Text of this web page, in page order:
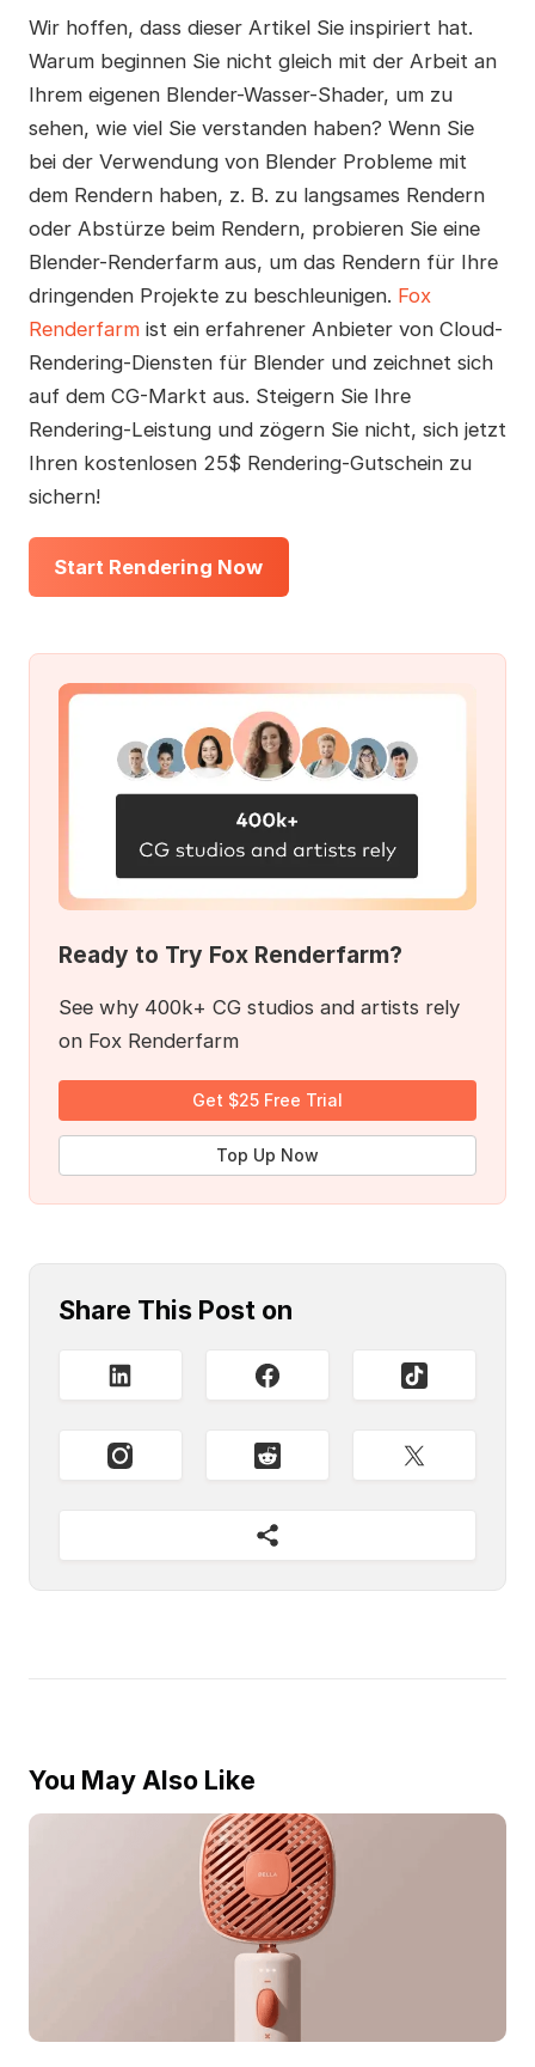
Wir hoffen, dass dieser Artikel Sie inspiriert hat.
Warum beginnen Sie nicht gleich mit der Arbeit an
Ihrem eigenen Blender-Wasser-Shader, um zu
sehen, wie viel Sie verstanden haben? Wenn Sie
bei der Verwendung von Blender Probleme mit
dem Rendern haben, z. B. zu langsames Rendern
oder Abstürze beim Rendern, probieren Sie eine
Blender-Renderfarm aus, um das Rendern für Ihre
dringenden Projekte zu beschleunigen. Fox
Renderfarmist ein erfahrener Anbieter von Cloud-
Rendering-Diensten für Blender und zeichnet sich
auf dem CG-Markt aus. Steigern Sie Ihre
Rendering-Leistung und zögern Sie nicht, sich jetzt
Ihren kostenlosen 25$ Rendering-Gutschein zu
sichern!
Start Rendering Now
Ready to Try Fox Renderfarm?
See why 400k+ CG studios and artists rely
on Fox Renderfarm
Get $25 Free Trial
Top Up Now
Share This Post on
You May Also Like